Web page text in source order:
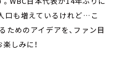
口も増えているけれど…こ
ためのアイデアを、ファン目
しみに！